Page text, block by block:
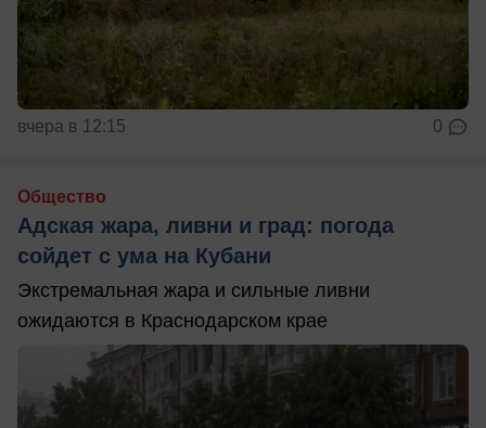
вчера в 12:15 0
Общество
Адская жара, ливни и град: погода
сойдет с ума на Кубани
Экстремальная жара и сильные ливни
ожидаются в Краснодарском крае